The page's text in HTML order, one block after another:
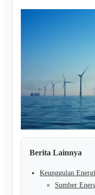
Berita Lainnya
Keunggulan
Sumber